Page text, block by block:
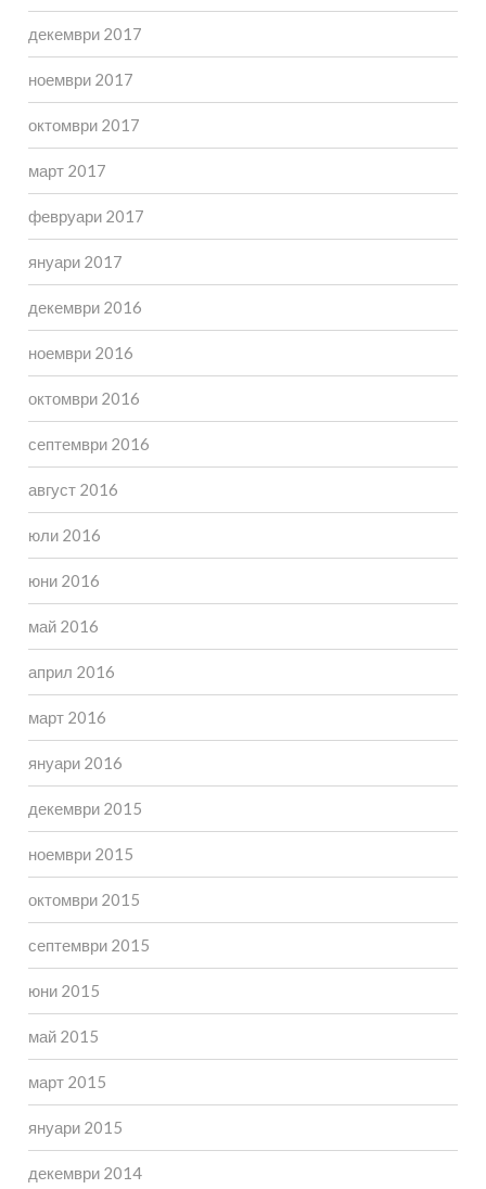
декември 2017
ноември 2017
октомври 2017
март 2017
февруари 2017
януари 2017
декември 2016
ноември 2016
октомври 2016
септември 2016
август 2016
юли 2016
юни 2016
май 2016
април 2016
март 2016
януари 2016
декември 2015
ноември 2015
октомври 2015
септември 2015
юни 2015
май 2015
март 2015
януари 2015
декември 2014